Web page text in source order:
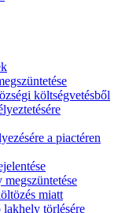
költségvetésből
a piactéren
miatt
lakhely törlésére